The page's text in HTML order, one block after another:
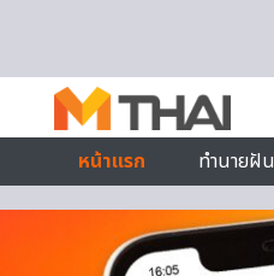
หน้าแรก
ทำนายฝัน